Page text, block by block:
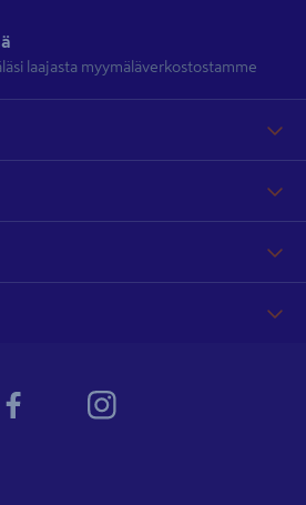
laajasta myymäläverkostostamme